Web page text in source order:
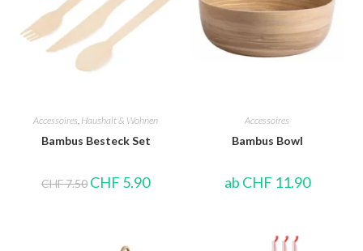
Accessoires Haushalt & Wohnen
Bambus Besteck Set
CHF7.50 CHF 5.90
Accessoires
Bambus Bowl
ab CHF 11.90